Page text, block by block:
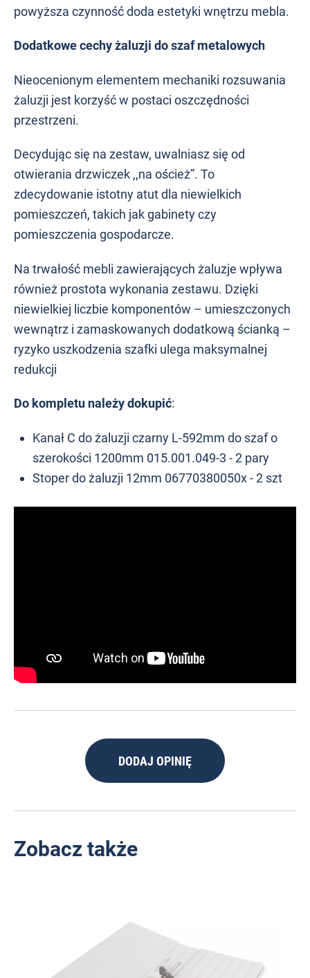
powyższa czynność doda estetyki wnętrzu mebla.
Dodatkowe cechy żaluzji do szaf metalowych
Nieocenionym elementem mechaniki rozsuwania
żaluzji jest korzyść w postaci oszczędności
przestrzeni.
Decydując się na zestaw, uwalniasz się od
otwierania drzwiczek ,,na oścież”. To
zdecydowanie istotny atut dla niewielkich
pomieszczeń, takich jak gabinety czy
pomieszczenia gospodarcze.
Na trwałość mebli zawierających żaluzje wpływa
również prostota wykonania zestawu. Dzięki
niewielkiej liczbie komponentów – umieszczonych
wewnątrz i zamaskowanych dodatkową ścianką –
ryzyko uszkodzenia szafki ulega maksymalnej
redukcji
Do kompletu należy dokupić:
Kanał C do żaluzji czarny L-592mm do szaf o
szerokości 1200mm 015.001.049-3 - 2 pary
Stoper do żaluzji 12mm 06770380050x - 2 szt
DODAJ OPINIĘ
Zobacz także